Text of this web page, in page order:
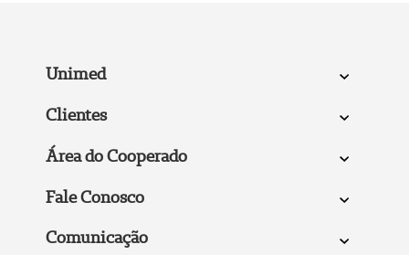
Unimed
Clientes
Área do Cooperado
Fale Conosco
Comunicação